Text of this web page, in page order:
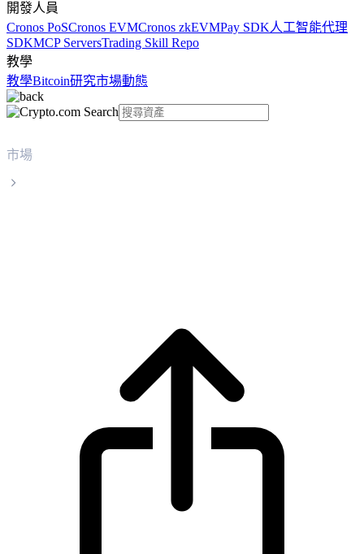
開發人員
Cronos PoSCronos EVMCronos zkEVMPay SDK人工智能代理
SDKMCP ServersTrading Skill Repo
教學
教學Bitcoin研究市場動態
市場